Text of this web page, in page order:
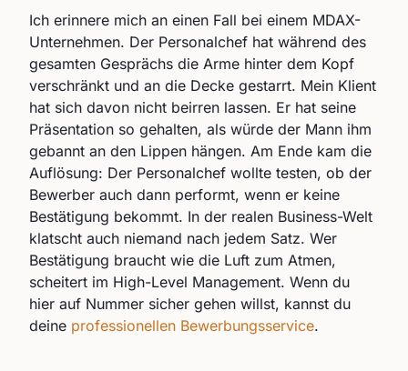
Ich erinnere mich an einen Fall bei einem MDAX-
Unternehmen. Der Personalchef hat während des
gesamten Gesprächs die Arme hinter dem Kopf
verschränkt und an die Decke gestarrt. Mein Klient
hat sich davon nicht beirren lassen. Er hat seine
Präsentation so gehalten, als würde der Mann ihm
gebannt an den Lippen hängen. Am Ende kam die
Auflösung: Der Personalchef wollte testen, ob der
Bewerber auch dann performt, wenn er keine
Bestätigung bekommt. In der realen Business-Welt
klatscht auch niemand nach jedem Satz. Wer
Bestätigung braucht wie die Luft zum Atmen,
scheitert im High-Level Management. Wenn du
hier auf Nummer sicher gehen willst, kannst du
deine professionellen Bewerbungsservice.